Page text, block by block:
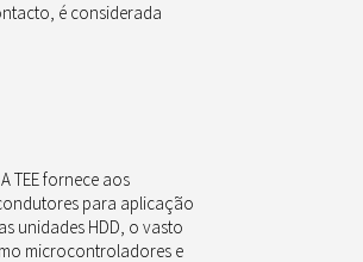
é considerada
A TEE fornece aos
para aplicação
unidades HDD, o vasto
microcontroladores e